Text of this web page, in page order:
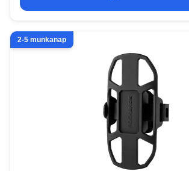
2-5 munkanap